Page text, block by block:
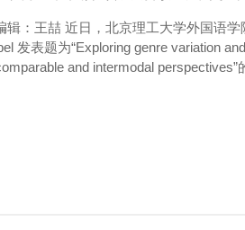
辑：王喆 近日，北京理工大学外国语
发表题为“Exploring genre variation
and intermodal perspectives”
和通讯作者，北京理工大学为通讯单
德超副教授合作完成。 口译语言...